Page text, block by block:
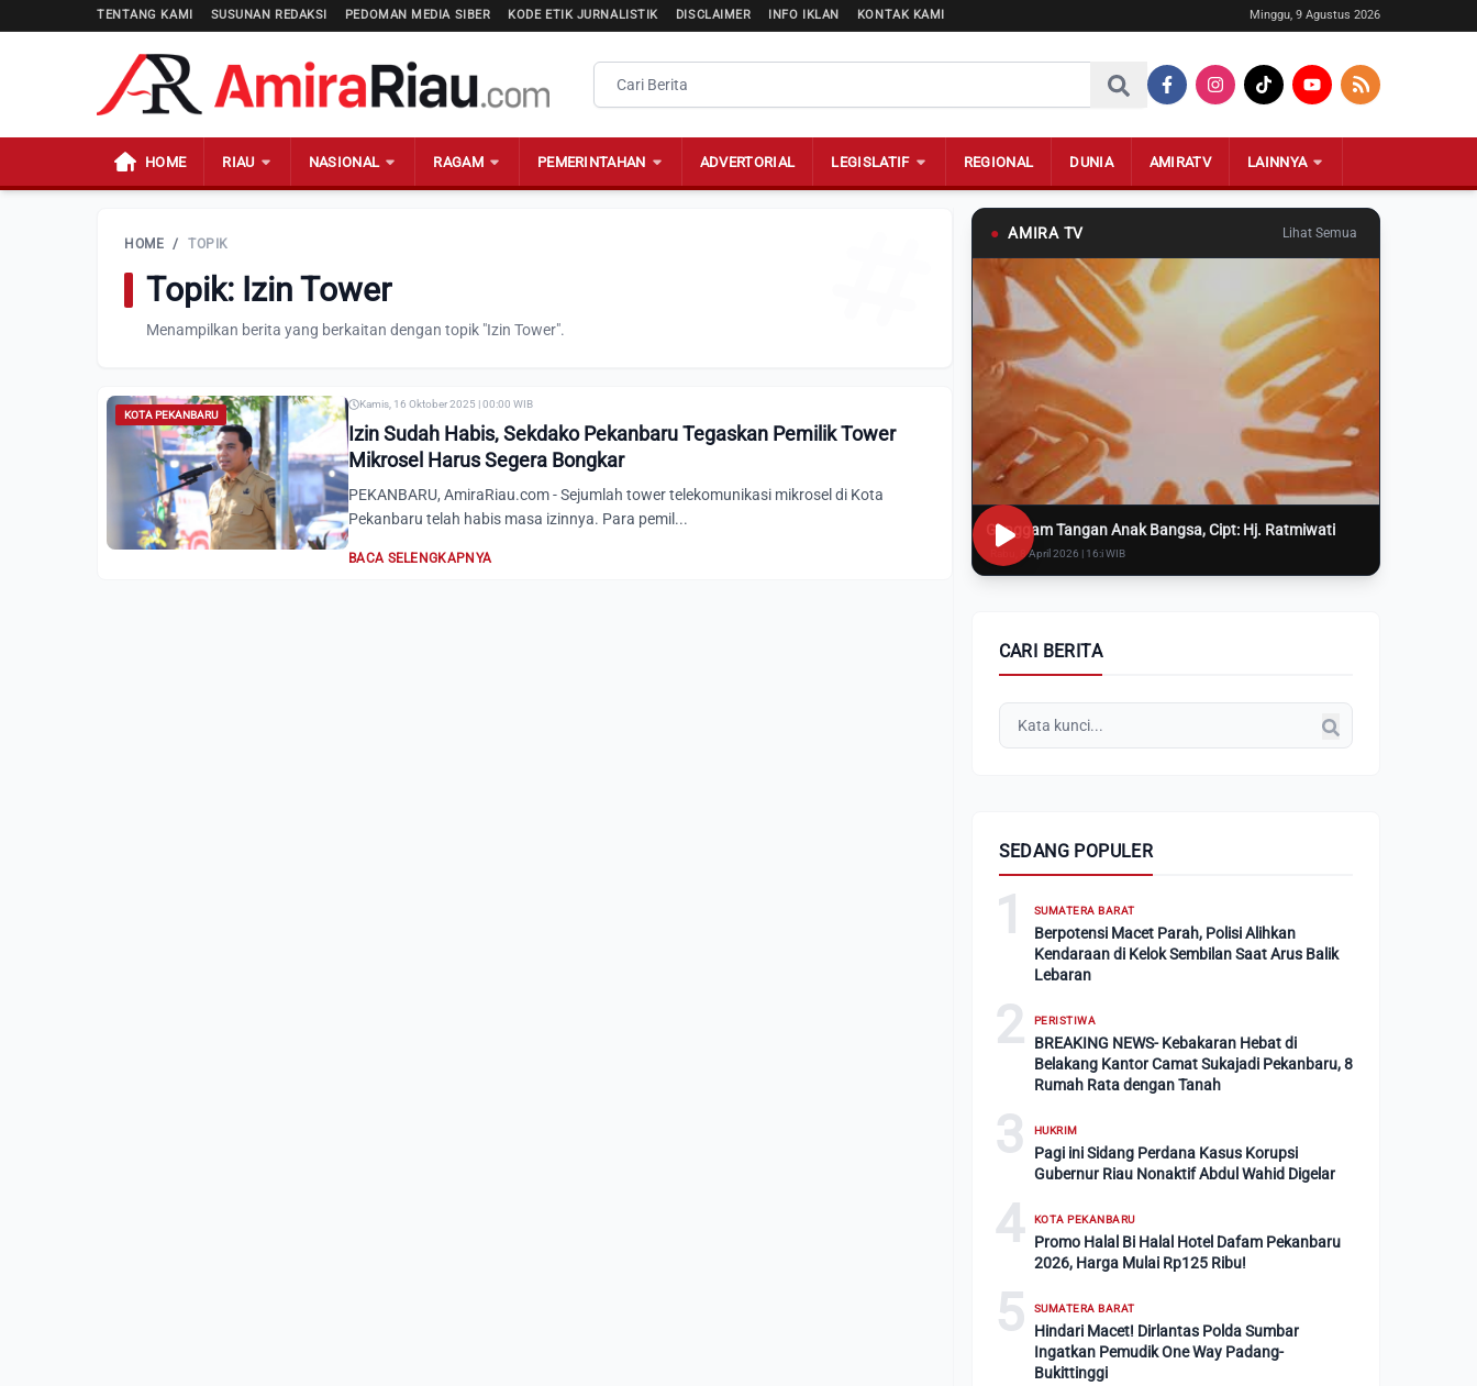
TENTANG KAMI SUSUNAN REDAKSI PEDOMAN MEDIA SIBER KODE ETIK JURNALISTIK DISCLAIMER INFO IKLAN KONTAK KAMI Minggu, 9 Agustus 2026
HOME RIAU NASIONAL RAGAM PEMERINTAHAN ADVERTORIAL LEGISLATIF REGIONAL DUNIA AMIRATV LAINNYA
HOME / TOPIK
Topik: Izin Tower
Menampilkan berita yang berkaitan dengan topik "Izin Tower".
KOTA PEKANBARU
Kamis, 16 Oktober 2025 | 00:00 WIB
Izin Sudah Habis, Sekdako Pekanbaru Tegaskan Pemilik Tower
Mikrosel Harus Segera Bongkar
PEKANBARU, AmiraRiau.com - Sejumlah tower telekomunikasi mikrosel di Kota
Pekanbaru telah habis masa izinnya. Para pemil...
BACA SELENGKAPNYA
● AMIRA TV Lihat Semua
Genggam Tangan Anak Bangsa, Cipt: Hj. Ratmiwati
Rabu, 8 April 2026 | 16:i WIB
CARI BERITA
SEDANG POPULER
1 SUMATERA BARAT
Berpotensi Macet Parah, Polisi Alihkan
Kendaraan di Kelok Sembilan Saat Arus Balik
Lebaran
2 PERISTIWA
BREAKING NEWS- Kebakaran Hebat di
Belakang Kantor Camat Sukajadi Pekanbaru, 8
Rumah Rata dengan Tanah
3 HUKRIM
Pagi ini Sidang Perdana Kasus Korupsi
Gubernur Riau Nonaktif Abdul Wahid Digelar
4 KOTA PEKANBARU
Promo Halal Bi Halal Hotel Dafam Pekanbaru
2026, Harga Mulai Rp125 Ribu!
5 SUMATERA BARAT
Hindari Macet! Dirlantas Polda Sumbar
Ingatkan Pemudik One Way Padang-
Bukittinggi